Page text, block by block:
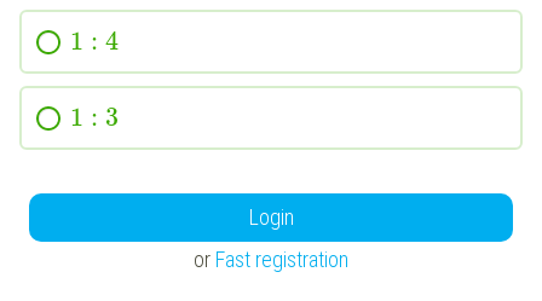
1 : 4
1 : 3
Login
or Fast registration